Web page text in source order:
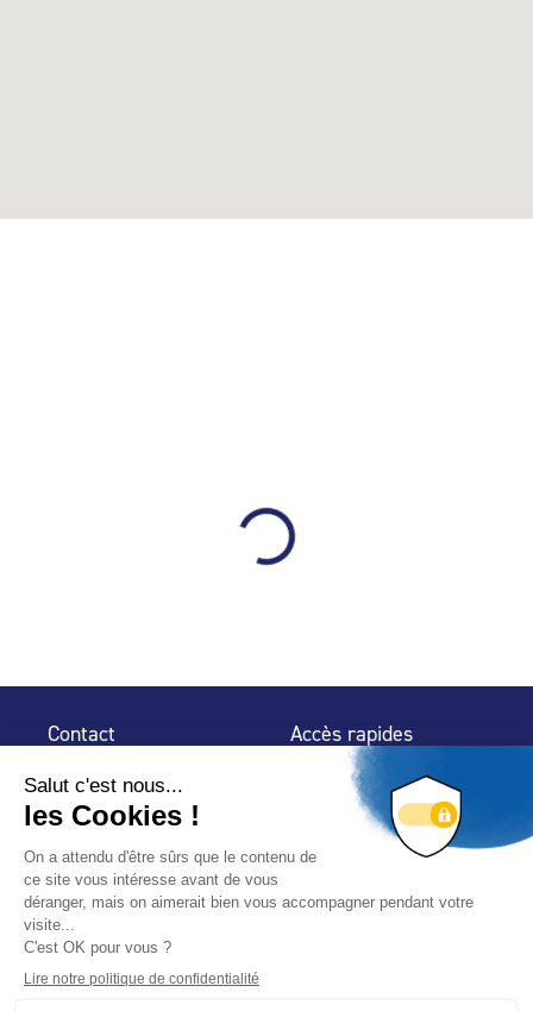
Contact
32 rue de Mogador
75 009 Paris
Accès rapides
Espace Presse
Trouver un
professionnel
Nous suivre